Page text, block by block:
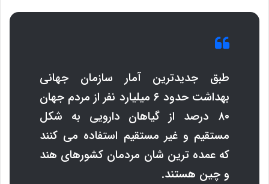
طبق جدیدترین آمار سازمان جهانی
بهداشت حدود ۶ میلیارد نفر از مردم جهان
۸۰ درصد از گیاهان دارویی به شکل
مستقیم و غیر مستقیم استفاده می کنند
که عمده ترین شان مردمان کشورهای هند
و چین هستند.